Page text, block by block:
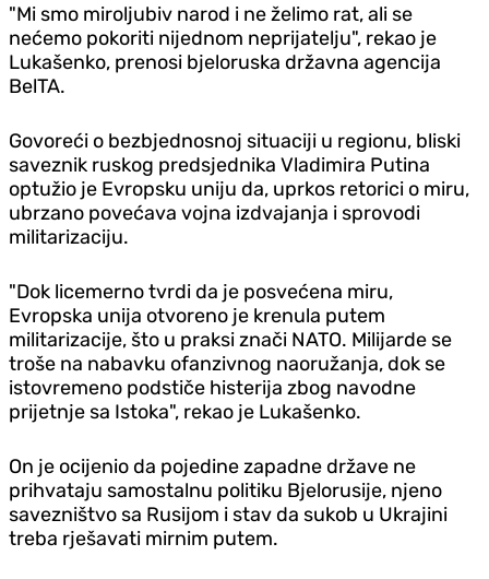
"Mi smo miroljubiv narod i ne želimo rat, ali se
nećemo pokoriti nijednom neprijatelju", rekao je
Lukašenko, prenosi bjeloruska državna agencija
BelTA.
Govoreći o bezbjednosnoj situaciji u regionu, bliski
saveznik ruskog predsjednika Vladimira Putina
optužio je Evropsku uniju da, uprkos retorici o miru,
ubrzano povećava vojna izdvajanja i sprovodi
militarizaciju.
"Dok licemerno tvrdi da je posvećena miru,
Evropska unija otvoreno je krenula putem
militarizacije, što u praksi znači NATO. Milijarde se
troše na nabavku ofanzivnog naoružanja, dok se
istovremeno podstiče histerija zbog navodne
prijetnje sa Istoka", rekao je Lukašenko.
On je ocijenio da pojedine zapadne države ne
prihvataju samostalnu politiku Bjelorusije, njeno
savezništvo sa Rusijom i stav da sukob u Ukrajini
treba rješavati mirnim putem.